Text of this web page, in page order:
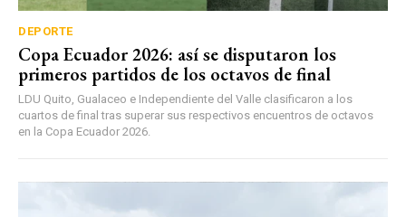
DEPORTE
Copa Ecuador 2026: así se disputaron los
primeros partidos de los octavos de final
LDU Quito, Gualaceo e Independiente del Valle clasificaron a los
cuartos de final tras superar sus respectivos encuentros de octavos
en la Copa Ecuador 2026.